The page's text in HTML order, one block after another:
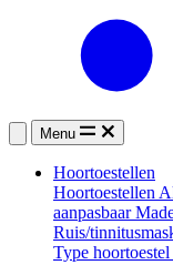
Menu
Hoortoestellen
Hoortoestellen
aanpasbaar
Ruis/
Type hoortoestel